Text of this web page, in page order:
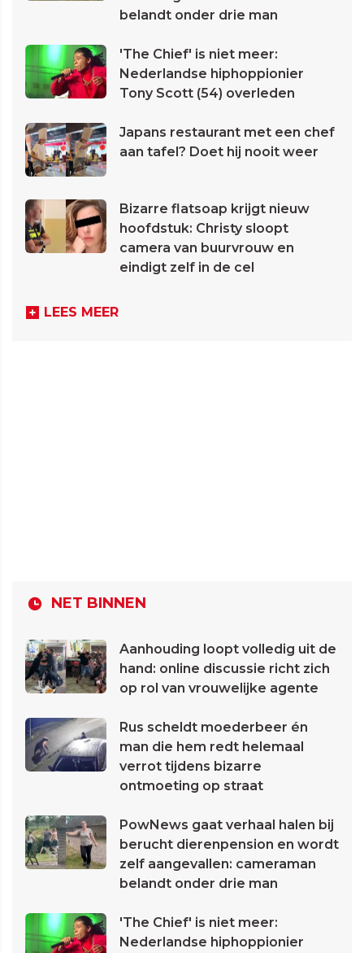
belandt onder drie man
'The Chief' is niet meer:
Nederlandse hiphoppionier
Tony Scott (54) overleden
Japans restaurant met een chef
aan tafel? Doet hij nooit weer
Bizarre flatsoap krijgt nieuw
hoofdstuk: Christy sloopt
camera van buurvrouw en
eindigt zelf in de cel
LEES MEER
NET BINNEN
Aanhouding loopt volledig uit de
hand: online discussie richt zich
op rol van vrouwelijke agente
Rus scheldt moederbeer én
man die hem redt helemaal
verrot tijdens bizarre
ontmoeting op straat
PowNews gaat verhaal halen bij
berucht dierenpension en wordt
zelf aangevallen: cameraman
belandt onder drie man
'The Chief' is niet meer:
Nederlandse hiphoppionier